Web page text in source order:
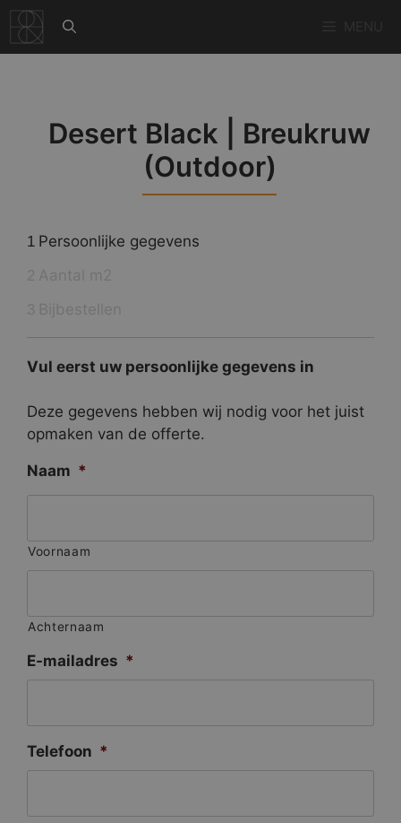
naar
de
Desert Black | Breukruw
(Outdoor)
1 Persoonlijke gegevens
Vul eerst uw persoonlijke gegevens in
Deze gegevens hebben wij nodig voor het juist
opmaken van de offerte.
Naam *
Voornaam
Achternaam
E-mailadres *
Telefoon *